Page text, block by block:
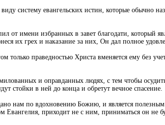
систему евангельских истин, которые обычно
от имени избранных в завет благодати, который
их грех и наказание за них, Он дал полное
только праведностью Христа вменяется ему без
и оправданных людях, с тем чтобы
стойки в ней до конца и обретут вечное спасение.
нам по вдохновению Божию, и является
Евангелия, приходит не с ним, приниматься он не